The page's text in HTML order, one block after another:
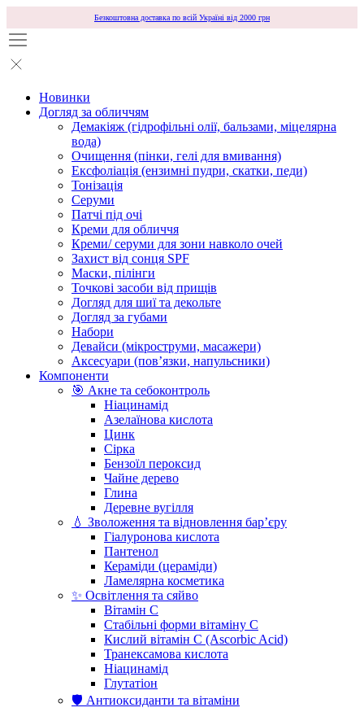
Безкоштовна доставка по всій Україні від 2000 грн
Новинки
Догляд за обличчям
Демакіяж (гідрофільні олії, бальзами, міцелярна
вода)
Очищення (пінки, гелі для вмивання)
Ексфоліація (ензимні пудри, скатки, педи)
Тонізація
Серуми
Патчі під очі
Креми для обличчя
Креми/ серуми для зони навколо очей
Захист від сонця SPF
Маски, пілінги
Точкові засоби від прищів
Догляд для шиї та декольте
Догляд за губами
Набори
Девайси (мікроструми, масажери)
Аксесуари (повʼязки, напульсники)
Компоненти
🎯 Акне та себоконтроль
Ніацинамід
Азелаїнова кислота
Цинк
Сірка
Бензоїл пероксид
Чайне дерево
Глина
Деревне вугілля
💧 Зволоження та відновлення бар’єру
Гіалуронова кислота
Пантенол
Кераміди (цераміди)
Ламелярна косметика
✨ Освітлення та сяйво
Вітамін С
Стабільні форми вітаміну С
Кислий вітамін С (Ascorbic Acid)
Транексамова кислота
Ніацинамід
Глутатіон
🛡️ Антиоксиданти та вітаміни